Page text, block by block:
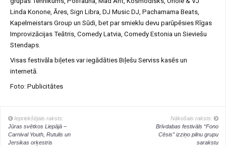
Linda Konone, Āres, Sign Libra, DJ Music DJ, Pachamama Beats,
Kapelmeistars Group un Sūdi, bet par smieklu devu parūpēsies Rīgas
Improvizācijas Teātris, Comedy Latvia, Comedy Estonia un Sieviešu
Stendaps.
Visas festivāla biļetes var iegādāties Biļešu Serviss kasēs un
internetā.
Foto: Publicitātes
Iepriekšējais raksts:
Jūras svētkos Liepājā –
Carnival Youth, Rutulis un
Jersikas orķestris
Nākošais raksts:
Brīvdabas festivāls “Fono
Cēsis” izziņo pilnu grupu
sarakstu